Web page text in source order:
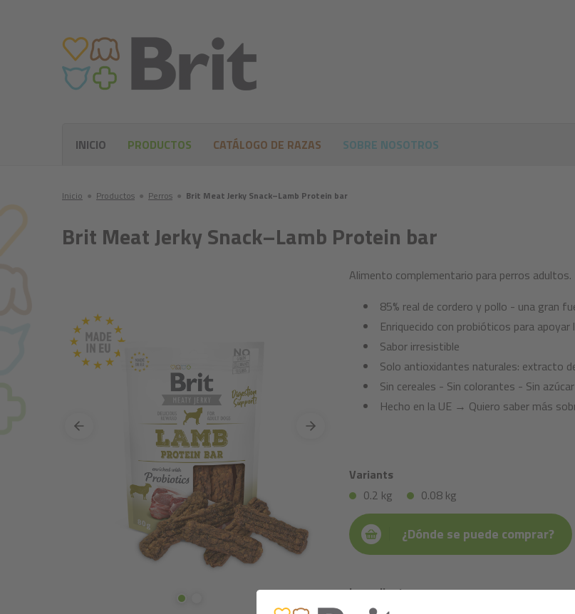
Inicio ● Productos ● Perros ● Brit Meat Jerky Snack–Lamb Protein bar
Brit Meat Jerky Snack–Lamb Protein bar
Alimento complementario para perros adultos.
85% real de cordero y pollo - una gran
Enriquecido con probióticos para
Sabor irresistible
Solo antioxidantes naturales: extracto
Sin cereales - Sin colorantes - Sin
Hecho en la UE → Quiero saber más
Variants
0.2 kg
0.08 kg
¿Dónde se puede comprar?
Ingredientes:
INICIO PRODUCTOS CATÁLOGO DE RAZAS SOBRE NOSOTROS